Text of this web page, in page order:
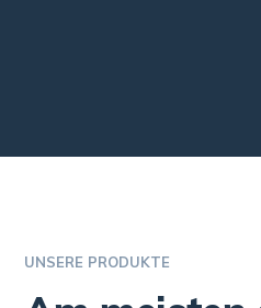
Alle unsere Produkte